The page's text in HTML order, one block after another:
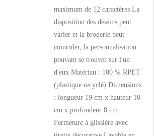
maximum de 12 caractères La
disposition des dessins peut
varier et la broderie peut
coïncider, la personnalisation
pouvant se trouver sur l'un
d'eux Matériau : 100 % RPET
(plastique recyclé) Dimensions
: longueur 19 cm x hauteur 10
cm x profondeur 8 cm
Fermeture à glissière avec